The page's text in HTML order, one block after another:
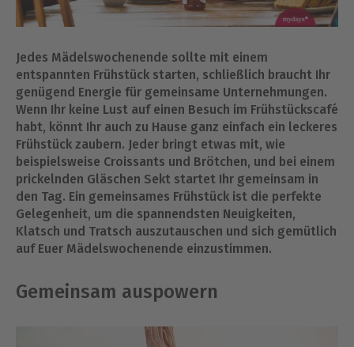
Jedes Mädelswochenende sollte mit einem
entspannten Frühstück starten, schließlich braucht Ihr
genügend Energie für gemeinsame Unternehmungen.
Wenn Ihr keine Lust auf einen Besuch im Frühstückscafé
habt, könnt Ihr auch zu Hause ganz einfach ein leckeres
Frühstück zaubern. Jeder bringt etwas mit, wie
beispielsweise Croissants und Brötchen, und bei einem
prickelnden Gläschen Sekt startet Ihr gemeinsam in
den Tag. Ein gemeinsames Frühstück ist die perfekte
Gelegenheit, um die spannendsten Neuigkeiten,
Klatsch und Tratsch auszutauschen und sich gemütlich
auf Euer Mädelswochenende einzustimmen.
Gemeinsam auspowern